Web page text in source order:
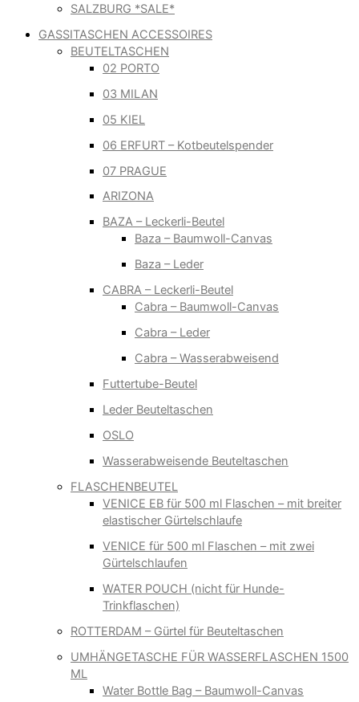
SALZBURG *SALE*
GASSITASCHEN ACCESSOIRES
BEUTELTASCHEN
02 PORTO
03 MILAN
05 KIEL
06 ERFURT – Kotbeutelspender
07 PRAGUE
ARIZONA
BAZA – Leckerli-Beutel
Baza – Baumwoll-Canvas
Baza – Leder
CABRA – Leckerli-Beutel
Cabra – Baumwoll-Canvas
Cabra – Leder
Cabra – Wasserabweisend
Futtertube-Beutel
Leder Beuteltaschen
OSLO
Wasserabweisende Beuteltaschen
FLASCHENBEUTEL
VENICE EB für 500 ml Flaschen – mit breiter
elastischer Gürtelschlaufe
VENICE für 500 ml Flaschen – mit zwei
Gürtelschlaufen
WATER POUCH (nicht für Hunde-
Trinkflaschen)
ROTTERDAM – Gürtel für Beuteltaschen
UMHÄNGETASCHE FÜR WASSERFLASCHEN 1500
ML
Water Bottle Bag – Baumwoll-Canvas